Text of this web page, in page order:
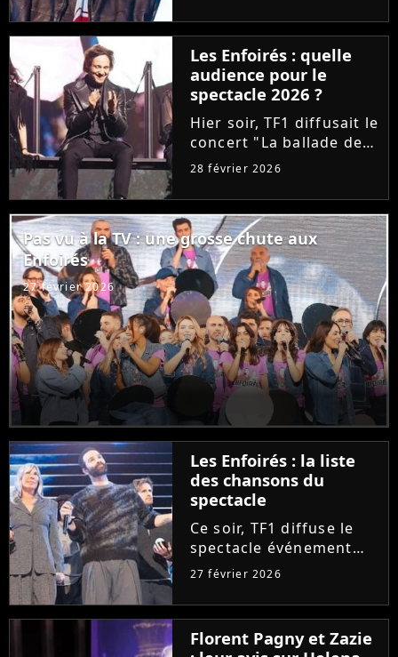
année. Après "Tout se
casse" par Santa,
découvrez la chanson
"L'île aux trésors",
signée Gaëtan...
Les Enfoirés : quelle
audience pour le
spectacle 2026 ?
Hier soir, TF1 diffusait le
concert "La ballade des
Enfoirés". Après une
la troupe a-t-elle signé
un succès d'audience ?
Tous les chiffres sur
Purecharts !
28 février 2026
Pas vu à la TV : une grosse chute aux
Enfoirés
27 février 2026
Les Enfoirés : la liste
des chansons du
spectacle
Ce soir, TF1 diffuse le
spectacle événement
des Enfoirés. Quels
d'aujourd'hui seront au
programme du concert
? Découvrez la liste des
27 février 2026
Florent Pagny et Zazie